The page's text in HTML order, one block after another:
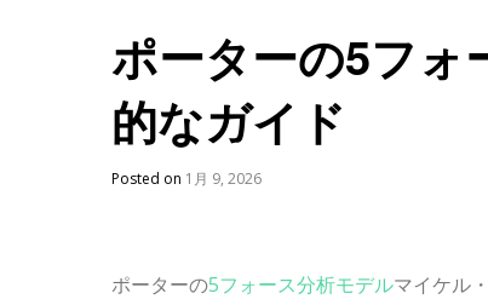
ポーターの5フォ
的なガイド
Posted on 1月 9, 2026
ポーターの5フォース分析モデルマイケル